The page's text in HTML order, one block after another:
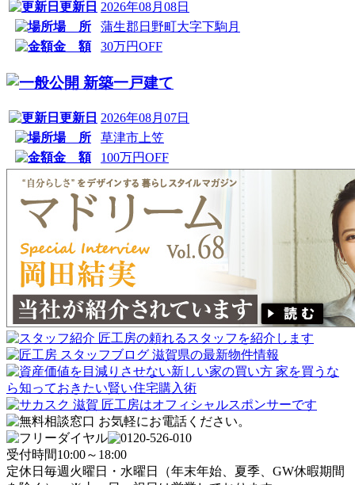
更新日 2026年08月08日
場 所
蒲生郡日野町大字下駒月
金 額
30万円OFF
新築一戸建て
更新日 2026年08月07日
場 所
草津市上笠
金 額
100万円OFF
受付時間10:00～18:00
定休日 毎週火曜日・水曜日
（年末年始、夏季、GW休暇期間